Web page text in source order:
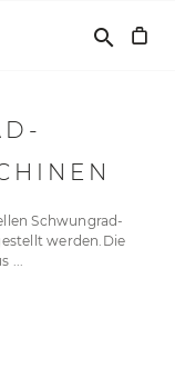
Suchen
search
Schwungrad-
werden.Die